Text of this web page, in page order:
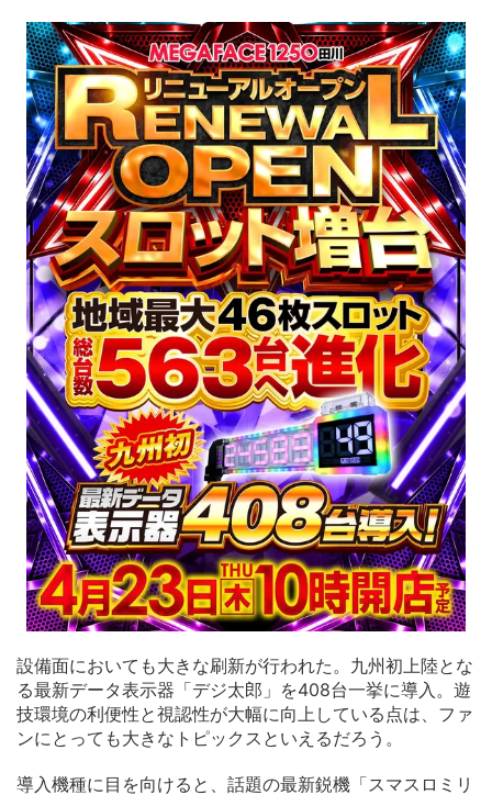
設備面においても大きな刷新が行われた。九州初上陸とな
る最新データ表示器「デジ太郎」を408台一挙に導入。遊
技環境の利便性と視認性が大幅に向上している点は、ファ
ンにとっても大きなトピックスといえるだろう。
導入機種に目を向けると、話題の最新鋭機「スマスロミリ